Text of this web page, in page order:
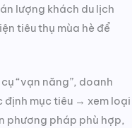
lượng khách du lịch
tiêu thụ mùa hè để
“vạn năng”, doanh
định mục tiêu → xem loại
phương pháp phù hợp,